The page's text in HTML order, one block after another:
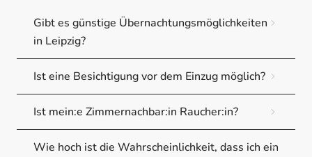
Gibt es günstige Übernachtungsmöglichkeiten
in Leipzig?
Ist eine Besichtigung vor dem Einzug möglich?
Ist mein:e Zimmernachbar:in Raucher:in?
Wie hoch ist die Wahrscheinlichkeit, dass ich ein